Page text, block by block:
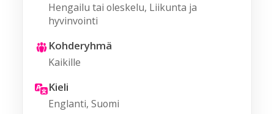
Hengailu tai oleskelu, Liikunta ja
hyvinvointi
Kohderyhmä
Kaikille
Kieli
Englanti, Suomi